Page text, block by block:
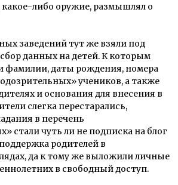
либо оружие, размышлял о
заведений тут же взяли под
данных на детей. К которым
фамилии, даты рождения, номера
учеников, а также
и основания для внесения в
слегка перестарались,
в перечень
стали чуть ли не подписка на блог
родителей в
да к тому же выложили личные
в свободный доступ.